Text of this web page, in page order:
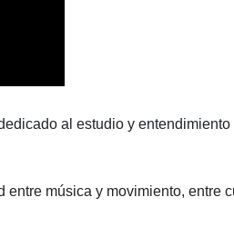
al estudio y entendimiento
entre música y movimiento, entre